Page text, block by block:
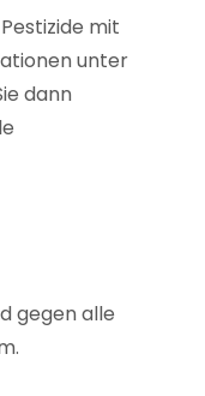
mit
unter
dann
gegen alle